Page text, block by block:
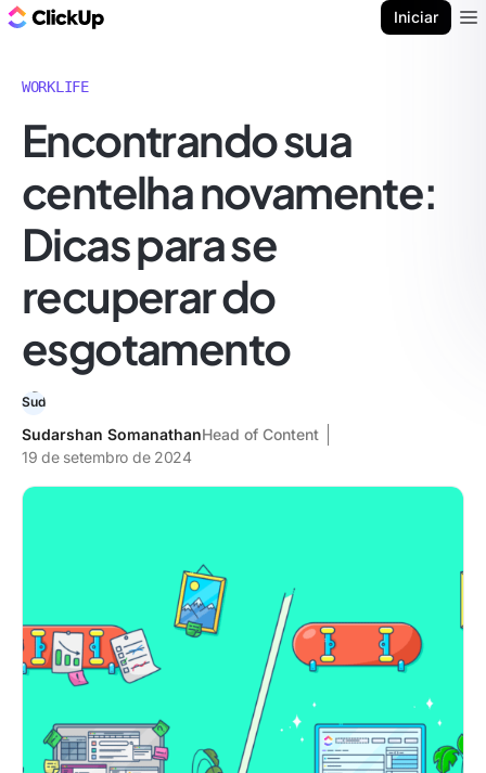
Iniciar
WORKLIFE
Encontrando sua
centelha novamente:
Dicas para se
recuperar do
esgotamento
Sudarshan SomanathanHead of Content
19 de setembro de 2024